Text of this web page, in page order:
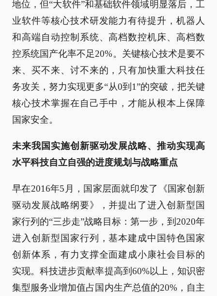
地位，但“大软件”和基础软件领域明显落后，工
业软件等核心技术研发能力有待提升，机器人
和高端自动控制系统、高档数控机床、高档数
控系统国产化率不足20%。关键核心技术是要不
来、买不来、讨不来的，只有加快重大科技任
务攻关，努力实现更多“从0到1”的突破，把关键
核心技术掌握在自己手中，才能从根本上保障
国家安全。
未来我国实施创新驱动发展战略、推动实现高
水平科技自立自强的进度规划与战略重点
早在2016年5月，国家层面就印发了《国家创新
驱动发展战略纲要》，并提出了进入创新型国
家行列的“三步走”战略目标：第一步，到2020年
进入创新型国家行列，基本建成中国特色国家
创新体系，有力支撑全面建成小康社会目标的
实现。科技进步贡献率提高到60%以上，知识密
集型服务业增加值占国内生产总值的20%，自主